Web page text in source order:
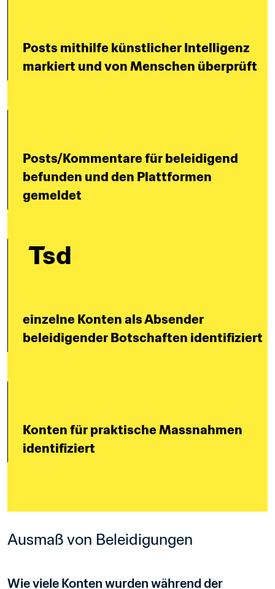
Posts mithilfe künstlicher Intelligenz
markiert und von Menschen überprüft
Posts/Kommentare für beleidigend
befunden und den Plattformen
gemeldet
Tsd
einzelne Konten als Absender
beleidigender Botschaften identifiziert
Konten für praktische Massnahmen
identifiziert
Ausmaß von Beleidigungen
Wie viele Konten wurden während der